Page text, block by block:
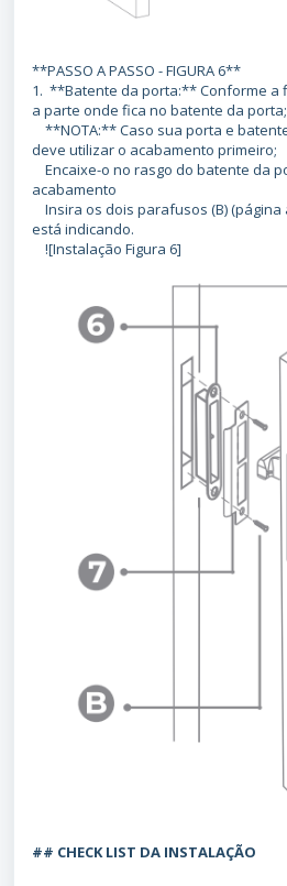
**PASSO A PASSO - FIGURA 6**
1. **Batente da porta:** Conforme a
a parte onde fica no batente da porta;
**NOTA:** Caso sua porta e
deve utilizar o acabamento primeiro;
Encaixe-o no rasgo do batente da
acabamento
Insira os dois parafusos (B) (página
está indicando.
![Instalação Figura 6]
## CHECK LIST DA INSTALAÇÃO